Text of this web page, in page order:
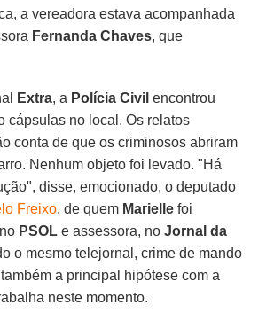
a vereadora estava acompanhada
Fernanda Chaves, que
Extra, a Polícia Civil encontrou
cápsulas no local. Os relatos
conta de que os criminosos abriram
Nenhum objeto foi levado. "Há
disse, emocionado, o deputado
Freixo, de quem Marielle foi
PSOL e assessora, noJornal da
o mesmo telejornal, crime de mando
a principal hipótese com a
neste momento.